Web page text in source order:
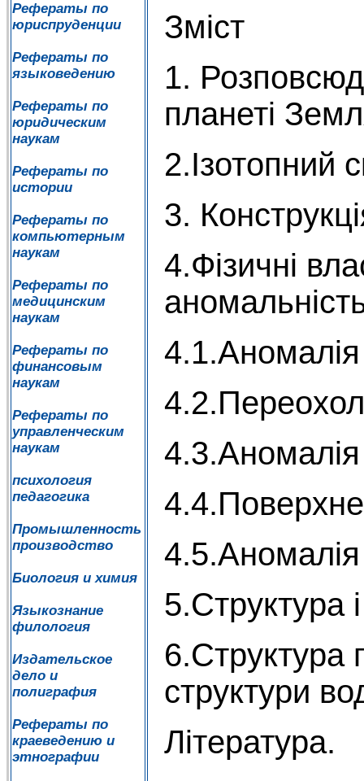
Рефераты по
юриспруденции
Рефераты по
языковедению
Рефераты по
юридическим
наукам
Рефераты по
истории
Рефераты по
компьютерным
наукам
Рефераты по
медицинским
наукам
Рефераты по
финансовым
наукам
Рефераты по
управленческим
наукам
психология
педагогика
Промышленность
производство
Биология и химия
Языкознание
филология
Издательское
дело и
полиграфия
Рефераты по
краеведению и
этнографии
Зміст
1.
планеті
2.Ізотопний
3.
4.Фізичні
4.1.Аномалія
4.3.Аномалія
5.Структура
6.Структура
структури
Література.